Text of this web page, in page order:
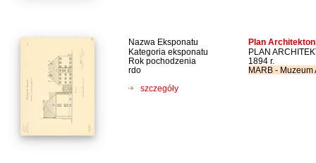
Nazwa Eksponatu Plan
Kategoria eksponatu
PLAN
Rok pochodzenia
1894 r.
rdo
MARB -
szczegóły